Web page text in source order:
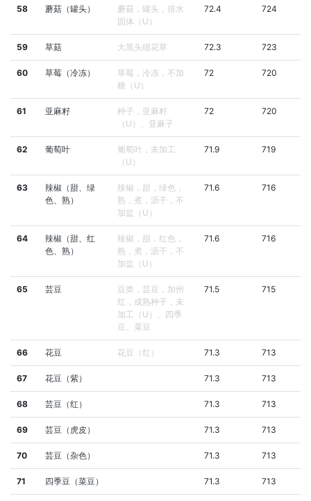
58 蘑菇（罐头）
蘑菇，罐头，排水
固体（U）
72.4 724
59 草菇 大黑头细花草 72.3 723
60 草莓（冷冻）
草莓，冷冻，不加
糖（U）
72 720
61 亚麻籽
种子，亚麻籽
（U）、亚麻子
72 720
62 葡萄叶
葡萄叶，未加工
（U）
71.9 719
63
辣椒（甜、绿
色、熟）
辣椒，甜，绿色，
熟，煮，沥干，不
加盐（U）
71.6 716
64
辣椒（甜、红
色、熟）
辣椒，甜，红色，
熟，煮，沥干，不
加盐（U）
71.6 716
65 芸豆
豆类，芸豆，加州
红，成熟种子，未
加工（U）、四季
豆、菜豆
71.5 715
66 花豆 花豆（红） 71.3 713
67 花豆（紫） 71.3 713
68 芸豆（红） 71.3 713
69 芸豆（虎皮） 71.3 713
70 芸豆（杂色） 71.3 713
71 四季豆（菜豆） 71.3 713